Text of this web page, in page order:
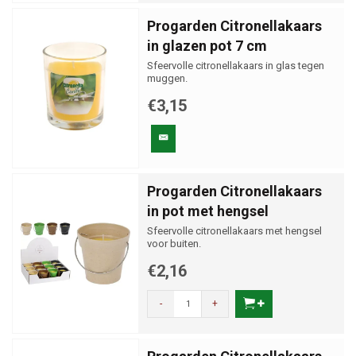
Progarden Citronellakaars
in glazen pot 7 cm
Sfeervolle citronellakaars in glas tegen
muggen.
€3,15
Progarden Citronellakaars
in pot met hengsel
Sfeervolle citronellakaars met hengsel
voor buiten.
€2,16
- +